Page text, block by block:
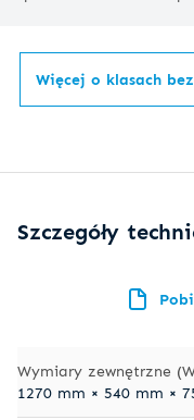
Więcej o klasach
Szczegóły
Wymiary zewnętrzne
1270 mm × 540 mm ×